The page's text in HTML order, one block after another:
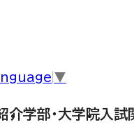
▼
介学部・大学院 入試